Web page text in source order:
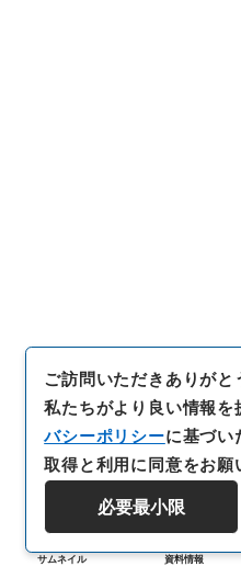
サムネイル 資料情報
ご訪問いただきありがと
私たちがより良い情報を
バシーポリシーに基づ
取得と利用に同意をお願
必要最小限